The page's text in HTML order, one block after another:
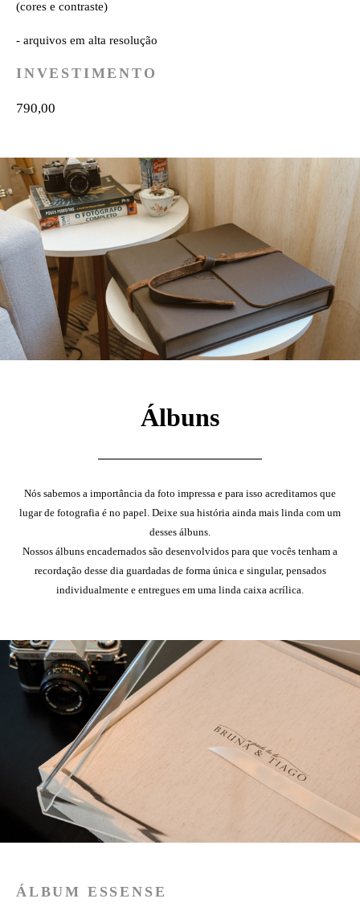
(cores e contraste)
- arquivos em alta resolução
INVESTIMENTO
790,00
Álbuns
Nós sabemos a importância da foto impressa e para isso acreditamos que
lugar de fotografia é no papel. Deixe sua história ainda mais linda com um
desses álbuns.
Nossos álbuns encadernados são desenvolvidos para que vocês tenham a
recordação desse dia guardadas de forma única e singular, pensados
individualmente e entregues em uma linda caixa acrílica.
ÁLBUM ESSENSE